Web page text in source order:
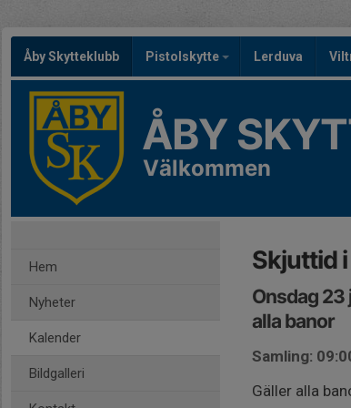
Åby Skytteklubb Pistolskytte Lerduva
ÅBY
Välkommen
Hem
Nyheter
Kalender
Bildgalleri
Skjuttid
Onsdag
alla banor
Samling:
Gäller alla